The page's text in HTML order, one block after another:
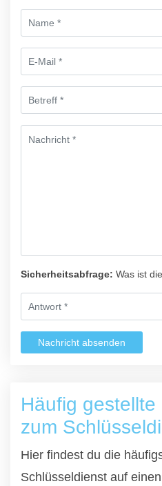
Sicherheitsabfrage: Was ist
Nachricht absenden
Häufig gestellte
zum
Hier findest du die
Schlüsseldienst auf